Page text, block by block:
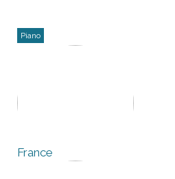
Piano
France